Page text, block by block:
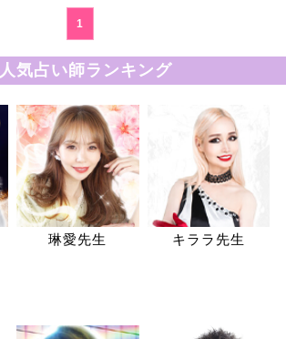
1
人気占い師ランキング
琳愛先生 キララ先生